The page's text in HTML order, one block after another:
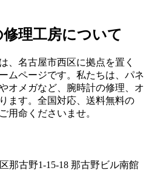
理工房について
、名古屋市西区に拠点を置く
ムページです。私たちは、パネ
オメガなど、腕時計の修理、オ
ます。全国対応、送料無料の
用命くださいませ。
那古野1-15-18 那古野ビル南館